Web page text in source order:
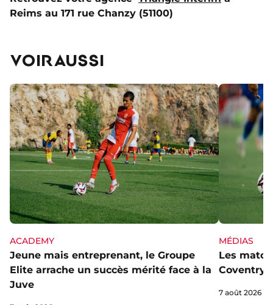
Reims au 171 rue Chanzy (51100)
VOIR AUSSI
ACADEMY
Jeune mais entreprenant, le Groupe
Elite arrache un succès mérité face à la
Juve
MÉDIAS
Les
Coventry
7 août 2026